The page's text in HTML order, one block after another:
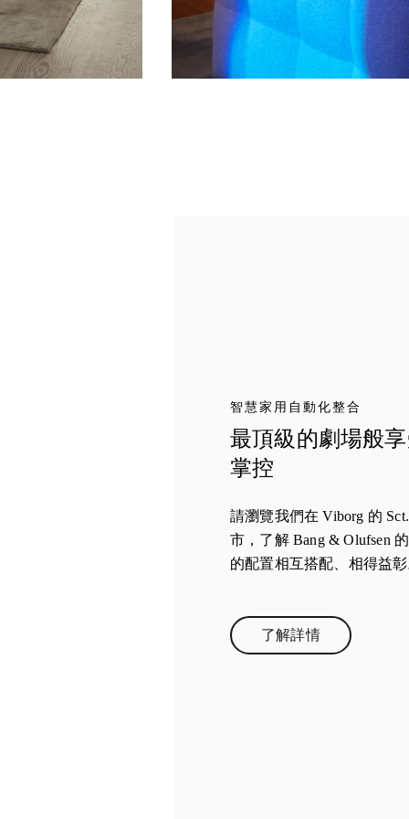
智慧家用自動化整合
最頂級的劇場般
掌控
請瀏覽我們在 Viborg 的
市，了解 Bang & Olufsen
的配置相互搭配、相得益
了解詳情Link Opens in New